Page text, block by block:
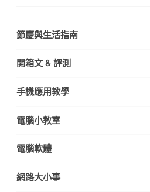
節慶與生活指南
開箱文 & 評測
手機應用教學
電腦小教室
電腦軟體
網路大小事